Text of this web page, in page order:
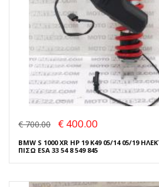
€ 700.00 € 400.00
BMW S 1000 XR HP 19 K49 05/14 05/19
ΠΙΣΩ ESA 33 54 8 549 845